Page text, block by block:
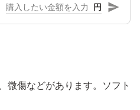
円
微傷などがあります。ソフト